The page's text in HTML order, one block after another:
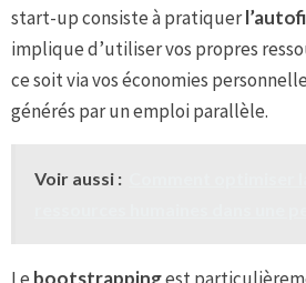
start-up consiste à pratiquer
implique d’utiliser vos propres
ce soit via vos économies
générés par un emploi parallèle.
Voir aussi :
bootstrapping